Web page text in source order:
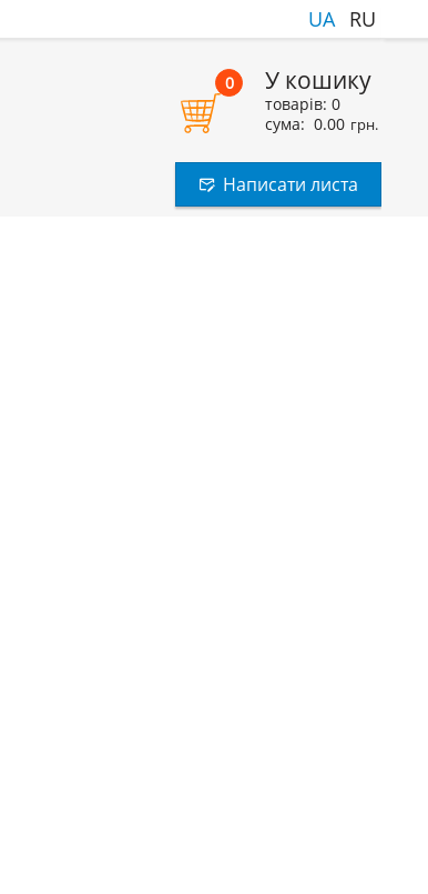
UA RU
0 У кошику
товарів: 0
сума: 0.00 грн.
Написати листа